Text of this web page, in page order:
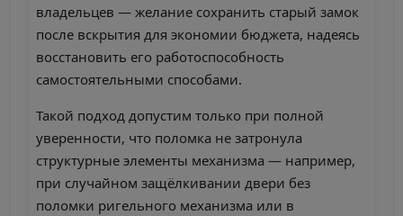
владельцев — желание сохранить старый замок
после вскрытия для экономии бюджета, надеясь
восстановить его работоспособность
самостоятельными способами.
Такой подход допустим только при полной
уверенности, что поломка не затронула
структурные элементы механизма — например,
при случайном защёлкивании двери без
поломки ригельного механизма или в